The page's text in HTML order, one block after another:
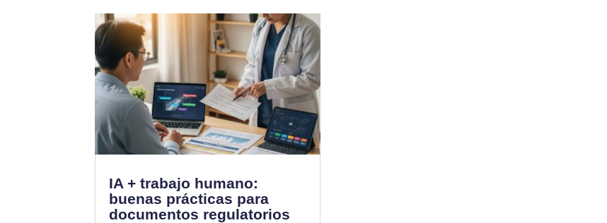
IA + trabajo humano:
buenas prácticas para
documentos regulatorios